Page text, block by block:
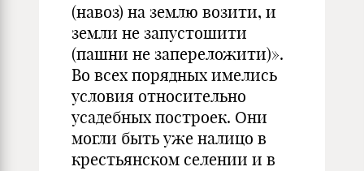
(навоз) на землю возити, и
зем­ли не запустошити
(пашни не запереложити)».
Во всех порядных имелись
условия относительно
усадебных построек. Они
могли быть уже налицо в
крестьянском селении и в